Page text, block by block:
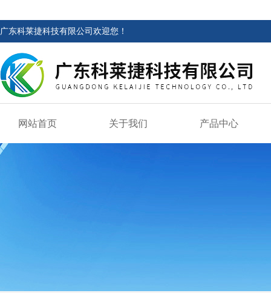
广东科莱捷科技有限公司欢迎您！
网站首页 关于我们 产品中心